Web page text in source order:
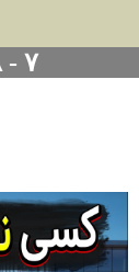
۷ - ۸ آذ ر ۱۴۰۴